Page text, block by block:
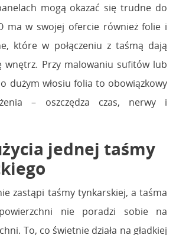
mogą okazać się trudne do
ma w swojej ofercie również folie i
które w połączeniu z taśmą dają
wnętrz. Przy malowaniu sufitów lub
dużym włosiu folia to obowiązkowy
– oszczędza czas, nerwy i
jednej taśmy
zastąpi taśmy tynkarskiej, a taśma
nie poradzi sobie na
To, co świetnie działa na gładkiej